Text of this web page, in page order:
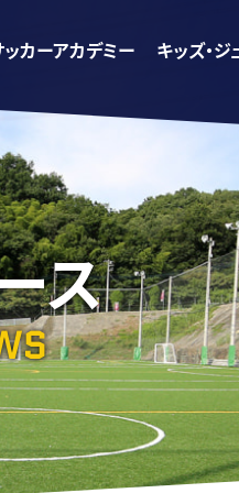
ッカーアカデミー キッズ・
ス